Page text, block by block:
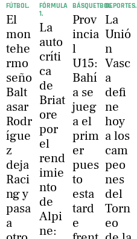
FÚTBOL.
El
mon
tehe
rmo
seño
Balt
asar
Rodr
ígue
z
deja
Raci
ng y
pasa
a
FÓRMULA
1.
La
auto
críti
ca
de
Briat
ore
por
el
rend
imie
nto
de
Alpi
ne:
BÁSQUETBOL.
Prov
incia
l
U15:
Bahí
a se
jueg
a el
prim
er
pues
to
esta
tard
e
DEPORTES.
La
Unió
n
Vasc
a
defi
ne
hoy
a los
cam
peo
nes
del
Torn
eo